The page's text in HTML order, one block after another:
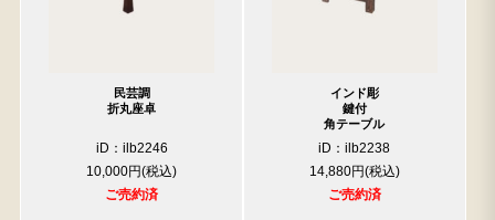
民芸調
折丸座卓
iD：ilb2246
10,000円
ご売約済
インド彫
鍵付
角テーブル
iD：ilb2238
14,880円
ご売約済